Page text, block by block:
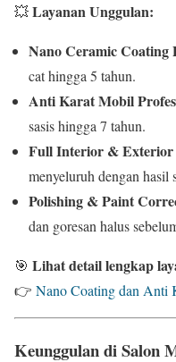
💥Layanan Unggulan:
Nano Ceramic Coating
cat hingga 5 tahun.
Anti Karat Mobil
sasis hingga 7 tahun.
Full Interior & Exterior
menyeluruh dengan hasil
Polishing & Paint
dan goresan halus
🎯 Lihat detail lengkap
👉 Nano Coating dan Anti
Keunggulan di Salon